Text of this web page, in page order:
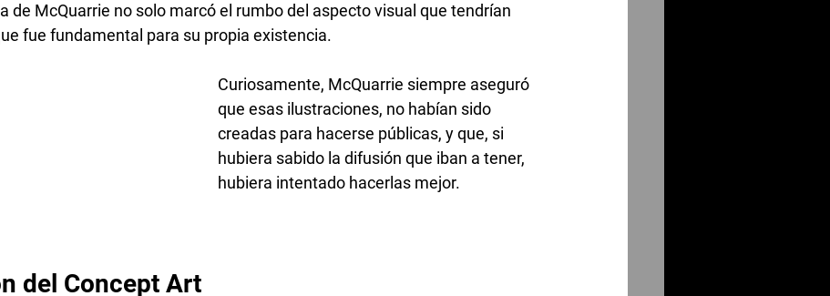
de McQuarrie no solo marcó el rumbo del aspecto visual que tendrían
fue fundamental para su propia existencia.
Curiosamente, McQuarrie siempre aseguró
que esas ilustraciones, no habían sido
creadas para hacerse públicas, y que, si
hubiera sabido la difusión que iban a tener,
hubiera intentado hacerlas mejor.
del Concept Art